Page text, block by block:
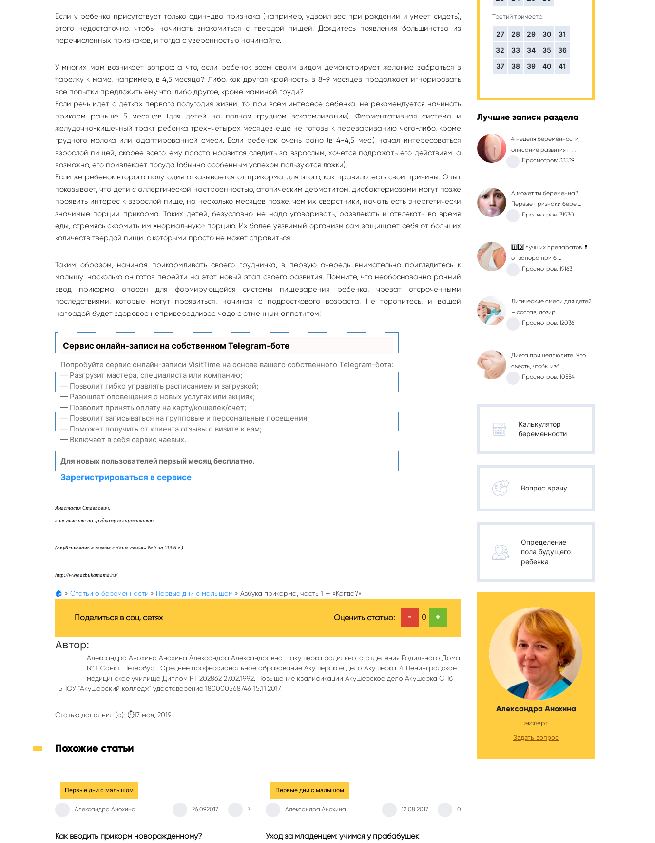
Если у ребенка присутствует только один-два признака (например, удвоил вес при рождении и умеет сидеть),
этого недостаточно, чтобы начинать знакомиться с твердой пищей. Дождитесь появления большинства из
перечисленных признаков, и тогда с уверенностью начинайте.
У многих мам возникает вопрос: а что, если ребенок всем своим видом демонстрирует желание забраться в
тарелку к маме, например, в 4,5 месяца? Либо, как другая крайность, в 8-9 месяцев продолжает игнорировать
все попытки предложить ему что-либо другое, кроме маминой груди?
Если речь идет о детках первого полугодия жизни, то, при всем интересе ребенка, не рекомендуется начинать
прикорм раньше 5 месяцев (для детей на полном грудном вскармливании). Ферментативная система и
желудочно-кишечный тракт ребенка трех-четырех месяцев еще не готовы к перевариванию чего-либо, кроме
грудного молока или адаптированной смеси. Если ребенок очень рано (в 4-4,5 мес.) начал интересоваться
взрослой пищей, скорее всего, ему просто нравится следить за взрослым, хочется подражать его действиям, а
возможно, его привлекает посуда (обычно особенным успехом пользуются ложки).
Если же ребенок второго полугодия отказывается от прикорма, для этого, как правило, есть свои причины. Опыт
показывает, что дети с аллергической настроенностью, атопическим дерматитом, дисбактериозами могут позже
проявить интерес к взрослой пище, на несколько месяцев позже, чем их сверстники, начать есть энергетически
значимые порции прикорма. Таких детей, безусловно, не надо уговаривать, развлекать и отвлекать во время
еды, стремясь скормить им «нормальную» порцию. Их более уязвимый организм сам защищает себя от больших
количеств твердой пищи, с которыми просто не может справиться.
Таким образом, начиная прикармливать своего грудничка, в первую очередь внимательно приглядитесь к
малышу: насколько он готов перейти на этот новый этап своего развития. Помните, что необоснованно ранний
ввод прикорма опасен для формирующейся системы пищеварения ребенка, чреват отсроченными
последствиями, которые могут проявиться, начиная с подросткового возраста. Не торопитесь, и вашей
наградой будет здоровое непривередливое чадо с отменным аппетитом!
Сервис онлайн-записи на собственном Telegram-боте
Попробуйте сервис онлайн-записи VisitTime на основе вашего собственного Telegram-бота:
— Разгрузит мастера, специалиста или компанию;
— Позволит гибко управлять расписанием и загрузкой;
— Разошлет оповещения о новых услугах или акциях;
— Позволит принять оплату на карту/кошелек/счет;
— Позволит записываться на групповые и персональные посещения;
— Поможет получить от клиента отзывы о визите к вам;
— Включает в себя сервис чаевых.
Для новых пользователей первый месяц бесплатно.
Зарегистрироваться в сервисе
Анастасия Ставрович,
консультант по грудному вскармливанию
(опубликовано в газете «Наша семья» № 3 за 2006 г.)
http://www.azbukamama.ru/
🏠 » Статьи о беременности » Первые дни с малышом » Азбука прикорма, часть 1 — «Когда?»
Поделиться в соц. сетях Оценить статью: - 0 +
Автор:
Александра Анохина Анохина Александра Александровна - акушерка родильного отделения Родильного Дома
№ 1 Санкт-Петербург. Среднее профессиональное образование Акушерское дело Акушерка, 4 Ленинградское
медицинское училище Диплом РТ 202862 27.02.1992. Повышение квалификации Акушерское дело Акушерка СПб
ГБПОУ "Акушерский колледж" удостоверение 180000568746 15.11.2017.
Статью дополнил (а): ⏱17 мая, 2019
Похожие статьи
Первые дни с малышом
Александра Анохина 26.09.2017 7
Как вводить прикорм новорожденному?
Первые дни с малышом
Александра Анохина 12.08.2017 0
Уход за младенцем: учимся у прабабушек
Третий триместр:
27 28 29 30
31
32
33 34 35
36
37
38 39 40 41
Лучшие записи раздела
4 неделя беременности,
описание развития п …
Просмотров: 33539
А может ты беременна?
Первые признаки бере …
Просмотров: 31930
1️⃣0️⃣ лучших препаратов 💊
от запора при б …
Просмотров: 19163
Литические смеси для детей
– состав, дозир …
Просмотров: 12036
Диета при целлюлите. Что
съесть, чтобы изб …
Просмотров: 10554
Калькулятор
беременности
Вопрос врачу
Определение
пола будущего
ребенка
Александра Анохина
эксперт
Задать вопрос